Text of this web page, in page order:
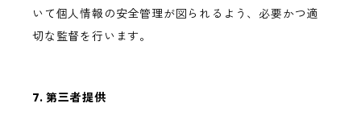
いて個人情報の安全管理が図られるよう、必要かつ適
切な監督を行います。
7. 第三者提供